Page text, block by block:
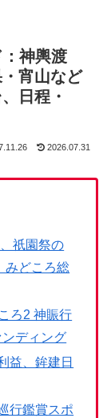
神輿渡
宵山など
日程・
2026.07.31
祇園祭の
みどころ総
ろ2 神賑行
ディング
益、鉾建日
行鑑賞スポ